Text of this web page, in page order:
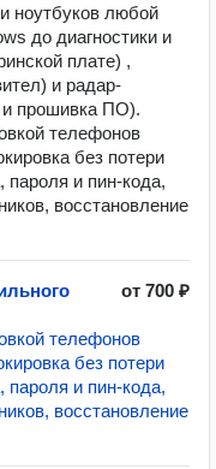
ноутбуков любой
до диагностики и
плате) ,
и радар-
и прошивка ПО).
телефонов
без потери
пароля и пин-кода,
восстановление
от 700 ₽
телефонов
без потери
пароля и пин-кода,
восстановление